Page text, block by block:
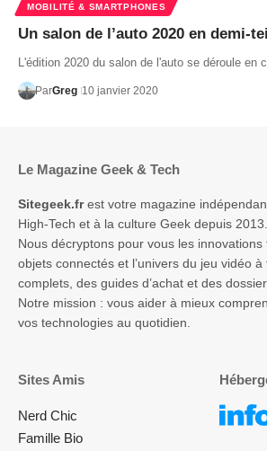
MOBILITÉ & SMARTPHONES
Un salon de l’auto 2020 en demi-
L'édition 2020 du salon de l'auto se déroule en
ParGreg 10 janvier 2020
Le Magazine Geek & Tech
Sitegeek.frest votre magazine
High-Tech et à la culture Geek depuis 2013.
Nous décryptons pour vous les
objets connectés et l’univers du jeu vidéo
complets, des guides d’achat et des
Notre mission : vous aider à mieux
vos technologies au quotidien.
Sites Amis
Nerd Chic
Famille Bio